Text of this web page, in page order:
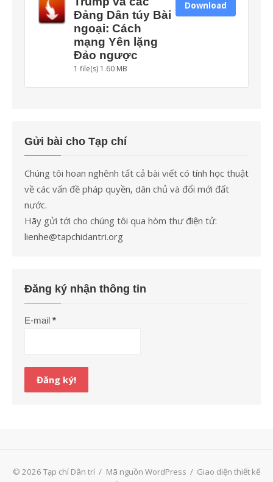
Đảng Dân túy Bài
ngoại: Cách
mạng Yên lặng
Đảo ngược
1 file(s) 1.60 MB
Download
Gửi bài cho Tạp chí
Chúng tôi hoan nghênh tất cả bài viết có tính học thuật
về các vấn đề pháp quyền, dân chủ và đổi mới đất
nước.
Hãy gửi tới cho chúng tôi qua hòm thư điện tử:
lienhe@tapchidantri.org
Đăng ký nhận thông tin
E-mail *
© 2026 Tạp chí Dân trí / Mã nguồn WordPress / Giao diện thiết kế